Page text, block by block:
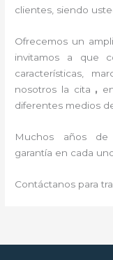
clientes, siendo
Ofrecemos un
invitamos a que
características,
nosotros la cita ,
diferentes medios
Muchos años de
garantía en cada
Contáctanos para